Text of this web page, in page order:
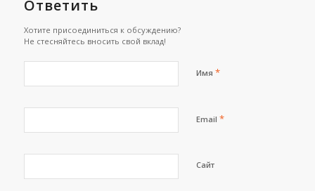
Ответить
Хотите присоединиться к обсуждению?
Не стесняйтесь вносить свой вклад!
Имя *
Email *
Сайт